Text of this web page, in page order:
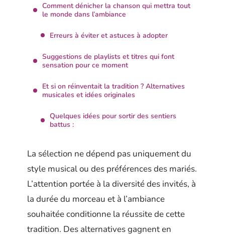
Comment dénicher la chanson qui mettra tout
le monde dans l’ambiance
Erreurs à éviter et astuces à adopter
Suggestions de playlists et titres qui font
sensation pour ce moment
Et si on réinventait la tradition ? Alternatives
musicales et idées originales
Quelques idées pour sortir des sentiers
battus :
La sélection ne dépend pas uniquement du
style musical ou des préférences des mariés.
L’attention portée à la diversité des invités, à
la durée du morceau et à l’ambiance
souhaitée conditionne la réussite de cette
tradition. Des alternatives gagnent en